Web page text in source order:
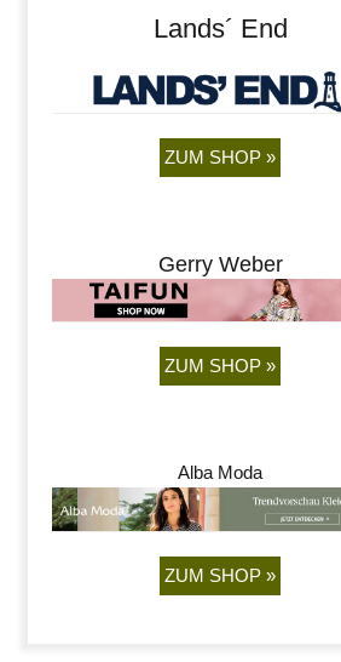
Lands´ End
ZUM SHOP »
Gerry Weber
ZUM SHOP »
Alba Moda
ZUM SHOP »